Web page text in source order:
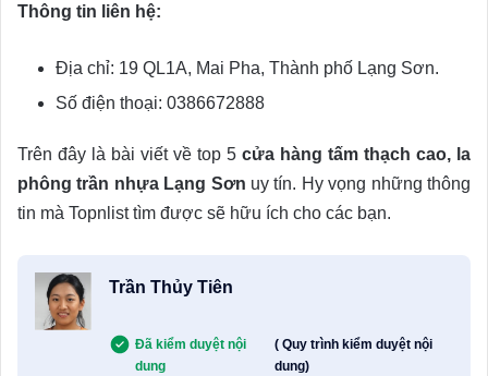
Thông tin liên hệ:
Địa chỉ: 19 QL1A, Mai Pha, Thành phố Lạng Sơn.
Số điện thoại: 0386672888
Trên đây là bài viết về top 5 cửa hàng tấm thạch cao, la
phông trần nhựa Lạng Sơn uy tín. Hy vọng những thông
tin mà Topnlist tìm được sẽ hữu ích cho các bạn.
Trần Thủy Tiên
Đã kiểm duyệt nội
dung
( Quy trình kiểm duyệt nội
dung)